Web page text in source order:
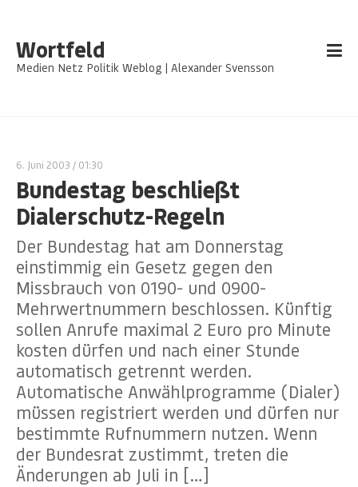
Wortfeld
Medien Netz Politik Weblog | Alexander Svensson
6. Juni 2003 / 01:30
Bundestag beschließt
Dialerschutz-Regeln
Der Bundestag hat am Donnerstag
einstimmig ein Gesetz gegen den
Missbrauch von 0190- und 0900-
Mehrwertnummern beschlossen. Künftig
sollen Anrufe maximal 2 Euro pro Minute
kosten dürfen und nach einer Stunde
automatisch getrennt werden.
Automatische Anwählprogramme (Dialer)
müssen registriert werden und dürfen nur
bestimmte Rufnummern nutzen. Wenn
der Bundesrat zustimmt, treten die
Änderungen ab Juli in […]